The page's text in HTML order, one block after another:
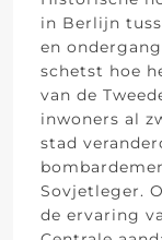
in Berlijn
en
schetst hoe
van de
inwoners al
stad
Sovjetleger.
de ervaring